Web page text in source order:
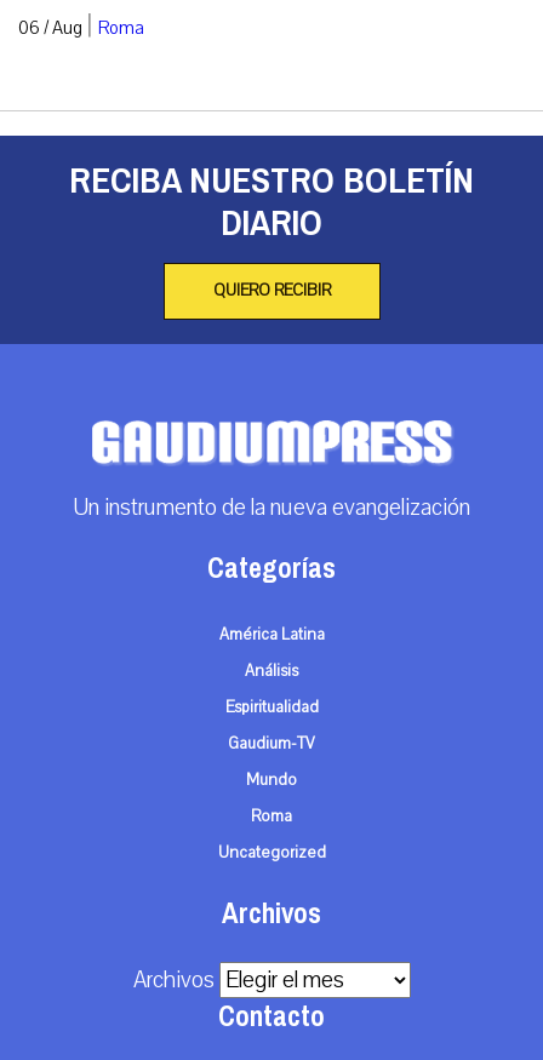
06 / Aug | Roma
RECIBA NUESTRO BOLETÍN
DIARIO
QUIERO RECIBIR
Un instrumento de la nueva evangelización
Categorías
América Latina
Análisis
Espiritualidad
Gaudium-TV
Mundo
Roma
Uncategorized
Archivos
Archivos
Contacto